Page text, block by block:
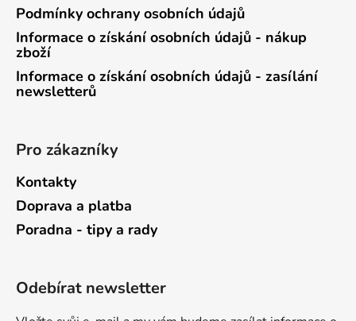
Podmínky ochrany osobních údajů
Informace o získání osobních údajů - nákup
zboží
Informace o získání osobních údajů - zasílání
newsletterů
Pro zákazníky
Kontakty
Doprava a platba
Poradna - tipy a rady
Odebírat newsletter